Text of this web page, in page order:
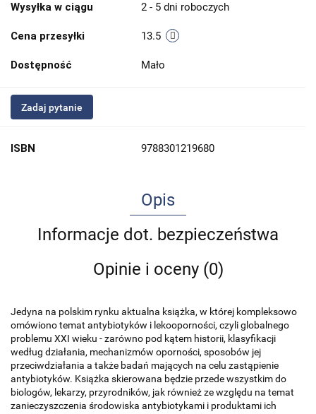
Wysyłka w ciągu 2 - 5 dni roboczych
Cena przesyłki 13.5
Dostępność Mało
Zadaj pytanie
ISBN 9788301219680
Opis
Informacje dot. bezpieczeństwa
Opinie i oceny (0)
Jedyna na polskim rynku aktualna książka, w której kompleksowo
omówiono temat antybiotyków i lekooporności, czyli globalnego
problemu XXI wieku - zarówno pod kątem historii, klasyfikacji
według działania, mechanizmów oporności, sposobów jej
przeciwdziałania a także badań mających na celu zastąpienie
antybiotyków. Książka skierowana będzie przede wszystkim do
biologów, lekarzy, przyrodników, jak również ze względu na temat
zanieczyszczenia środowiska antybiotykami i produktami ich